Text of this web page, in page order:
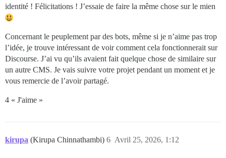
identité ! Félicitations ! J’essaie de faire la même chose sur le mien
Concernant le peuplement par des bots, même si je n’aime pas trop
l’idée, je trouve intéressant de voir comment cela fonctionnerait sur
Discourse. J’ai vu qu’ils avaient fait quelque chose de similaire sur
un autre CMS. Je vais suivre votre projet pendant un moment et je
vous remercie de l’avoir partagé.
4 « J'aime »
kirupa (Kirupa Chinnathambi) Avril 25, 2026, 1:12
6